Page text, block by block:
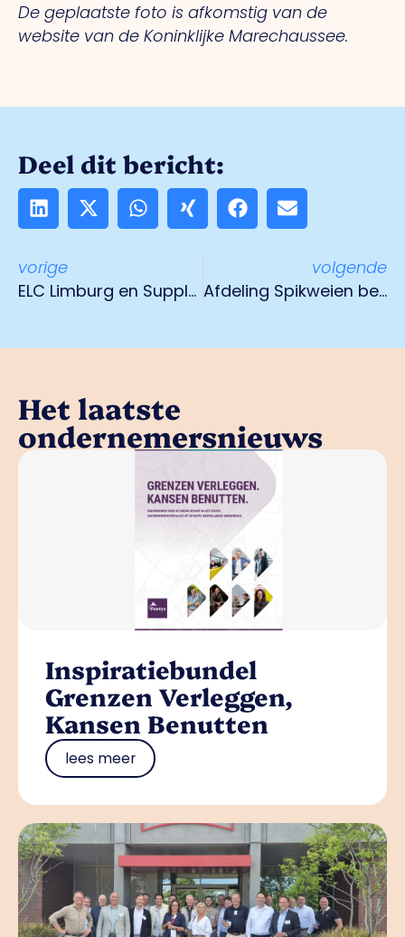
De geplaatste foto is afkomstig van de
website van de Koninklijke Marechaussee.
Deel dit bericht:
vorige
ELC Limburg en Supply Chain Valley bundelen krachten
volgende
Afdeling Spikweien bezoekt Hertog Jan
Het laatste
ondernemersnieuws
Inspiratiebundel
Grenzen Verleggen,
Kansen Benutten
lees meer